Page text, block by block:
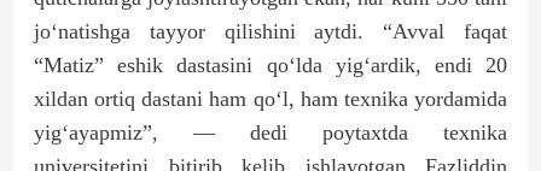
jo‘natishga tayyor qilishini aytdi. “Avval faqat
“Matiz” eshik dastasini qo‘lda yig‘ardik, endi 20
xildan ortiq dastani ham qo‘l, ham texnika yordamida
yig‘ayapmiz”, — dedi poytaxtda texnika
universitetini bitirib kelib ishlayotgan Fazliddin